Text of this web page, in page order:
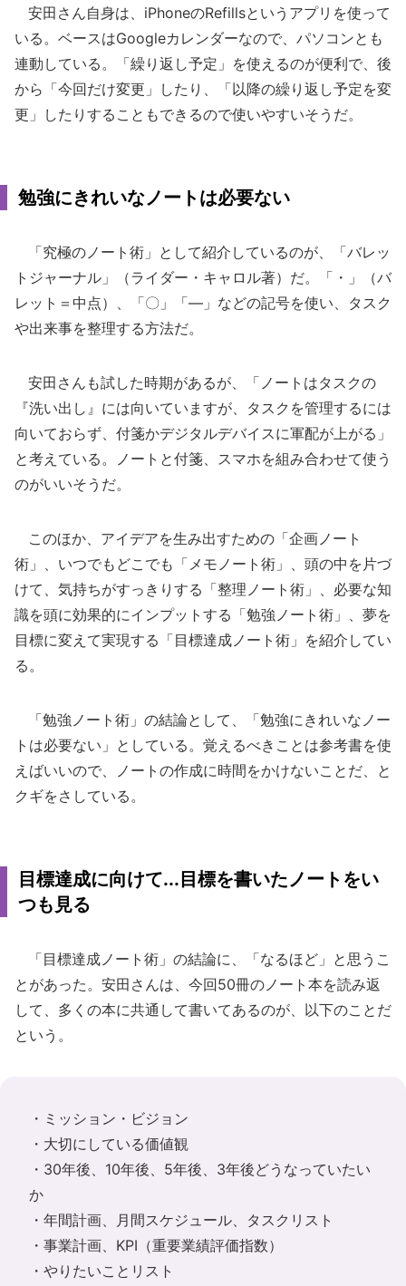
安田さん自身は、iPhoneのRefillsというアプリを使って
いる。ベースはGoogleカレンダーなので、パソコンとも
連動している。「繰り返し予定」を使えるのが便利で、後
から「今回だけ変更」したり、「以降の繰り返し予定を変
更」したりすることもできるので使いやすいそうだ。
勉強にきれいなノートは必要ない
「究極のノート術」として紹介しているのが、「バレッ
トジャーナル」（ライダー・キャロル著）だ。「・」（バ
レット＝中点）、「〇」「―」などの記号を使い、タスク
や出来事を整理する方法だ。
安田さんも試した時期があるが、「ノートはタスクの
『洗い出し』には向いていますが、タスクを管理するには
向いておらず、付箋かデジタルデバイスに軍配が上がる」
と考えている。ノートと付箋、スマホを組み合わせて使う
のがいいそうだ。
このほか、アイデアを生み出すための「企画ノート
術」、いつでもどこでも「メモノート術」、頭の中を片づ
けて、気持ちがすっきりする「整理ノート術」、必要な知
識を頭に効果的にインプットする「勉強ノート術」、夢を
目標に変えて実現する「目標達成ノート術」を紹介してい
る。
「勉強ノート術」の結論として、「勉強にきれいなノー
トは必要ない」としている。覚えるべきことは参考書を使
えばいいので、ノートの作成に時間をかけないことだ、と
クギをさしている。
目標達成に向けて...目標を書いたノートをい
つも見る
「目標達成ノート術」の結論に、「なるほど」と思うこ
とがあった。安田さんは、今回50冊のノート本を読み返
して、多くの本に共通して書いてあるのが、以下のことだ
という。
・ミッション・ビジョン
・大切にしている価値観
・30年後、10年後、5年後、3年後どうなっていたい
か
・年間計画、月間スケジュール、タスクリスト
・事業計画、KPI（重要業績評価指数）
・やりたいことリスト